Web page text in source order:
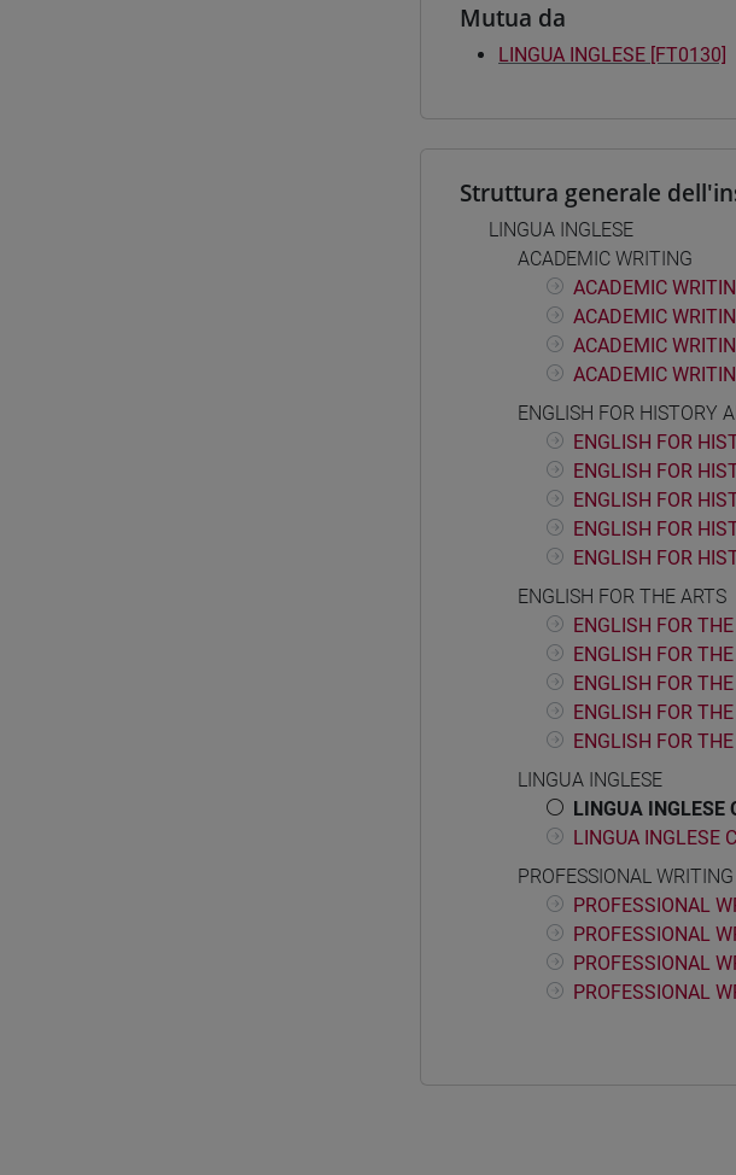
Mutua da
LINGUA INGLESE [FT0130]
Struttura generale
LINGUA INGLESE
ACADEMIC WRITING
ACADEMIC
ACADEMIC
ACADEMIC
ACADEMIC
ENGLISH FOR HISTORY
ENGLISH FOR
ENGLISH FOR
ENGLISH FOR
ENGLISH FOR
ENGLISH FOR
ENGLISH FOR THE ARTS
ENGLISH FOR
ENGLISH FOR
ENGLISH FOR
ENGLISH FOR
ENGLISH FOR
LINGUA INGLESE
LINGUA
LINGUA INGLESE
PROFESSIONAL WRITING
PROFESSIONAL
PROFESSIONAL
PROFESSIONAL
PROFESSIONAL